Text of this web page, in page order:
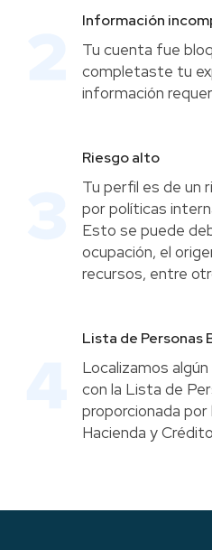
Información
Tu cuenta fue
completaste tu
información
Riesgo alto
Tu perfil es de un
por políticas
Esto se puede
ocupación, el
recursos, entre
Lista de Personas
Localizamos
con la Lista de
proporcionada
Hacienda y